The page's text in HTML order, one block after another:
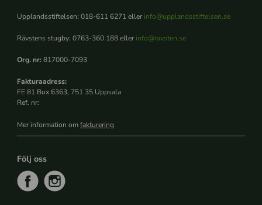
Upplandsstiftelsen: 018-611 6271 eller info@upplandsstiftelsen.se
Rävstens stugby: 0763-360 188 eller info@ravsten.se
Org. nr:817000-7093
Fakturaadress:
FE 81 Box 6363, 751 35 Uppsala
Ref. nr:
Mer information omfakturering
Följ oss
f
i